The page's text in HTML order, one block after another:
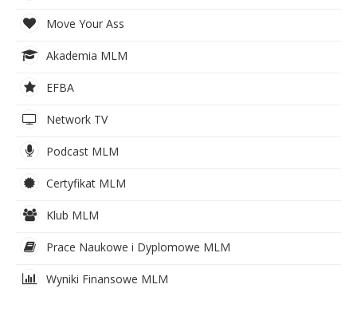
Move Your Ass
Akademia MLM
EFBA
Network TV
Podcast MLM
Certyfikat MLM
Klub MLM
Prace Naukowe i Dyplomowe MLM
Wyniki Finansowe MLM